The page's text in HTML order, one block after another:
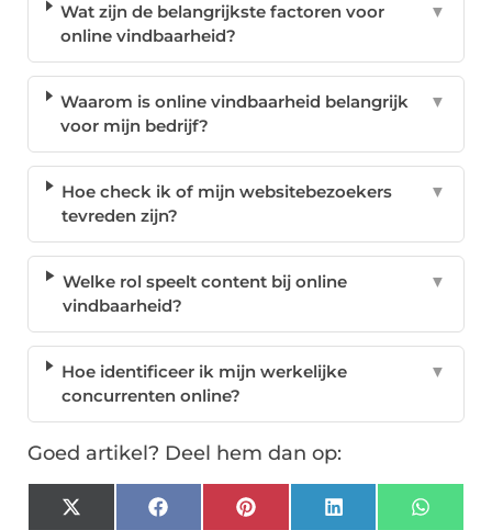
Wat zijn de belangrijkste factoren voor
online vindbaarheid?
▼
Waarom is online vindbaarheid belangrijk
voor mijn bedrijf?
▼
Hoe check ik of mijn websitebezoekers
tevreden zijn?
▼
Welke rol speelt content bij online
vindbaarheid?
▼
Hoe identificeer ik mijn werkelijke
concurrenten online?
▼
Goed artikel? Deel hem dan op:
X FacebookPinterest LinkedIn